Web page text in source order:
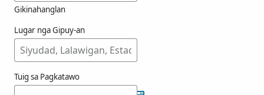
Gikinahanglan
Lugar nga Gipuy-an
Tuig sa Pagkatawo